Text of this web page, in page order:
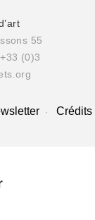
55
(0)3
Crédits